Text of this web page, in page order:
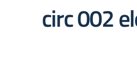
circ 002